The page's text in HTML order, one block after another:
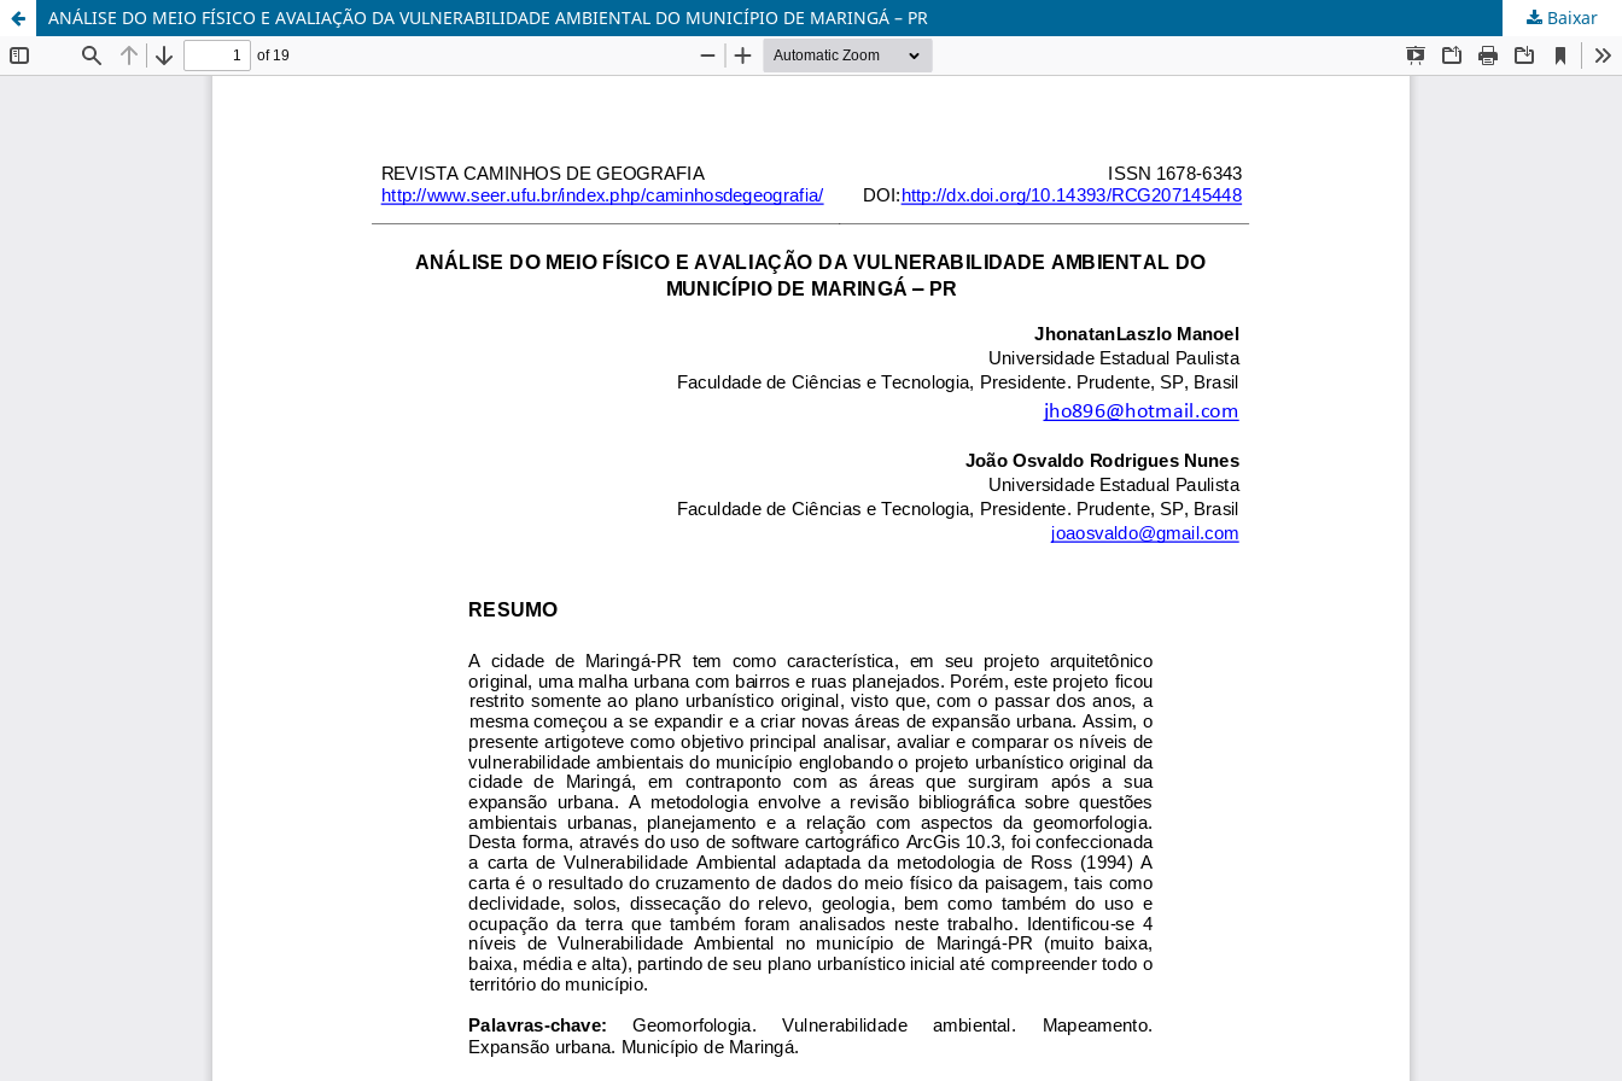
ANÁLISE DO MEIO FÍSICO E AVALIAÇÃO DA VULNERABILIDADE AMBIENTAL DO MUNICÍPIO DE MARINGÁ – PR Baixar